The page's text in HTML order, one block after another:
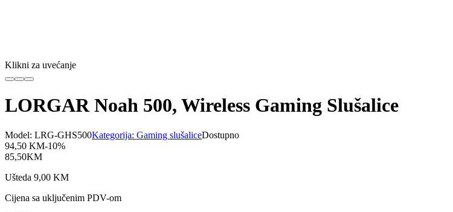
Klikni za uvećanje
LORGAR Noah 500, Wireless Gaming Slušalice
Model: LRG-GHS500Kategorija: Gaming slušaliceDostupno
94,50 KM-10%
85,50KM
Ušteda 9,00 KM
Cijena sa uključenim PDV-om